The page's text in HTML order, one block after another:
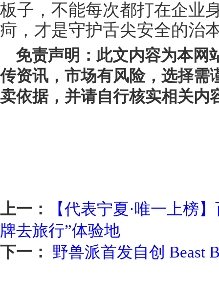
板子，不能每次都打在企业
疴，才是守护舌尖安全的治
免责声明：此文内容为本网
传资讯，市场有风险，选择需
卖依据，并请自行核实相关内
上一：
【代表宁夏·唯一上榜
牌去旅行”体验地
下一：
野兽派首发自创 Beast